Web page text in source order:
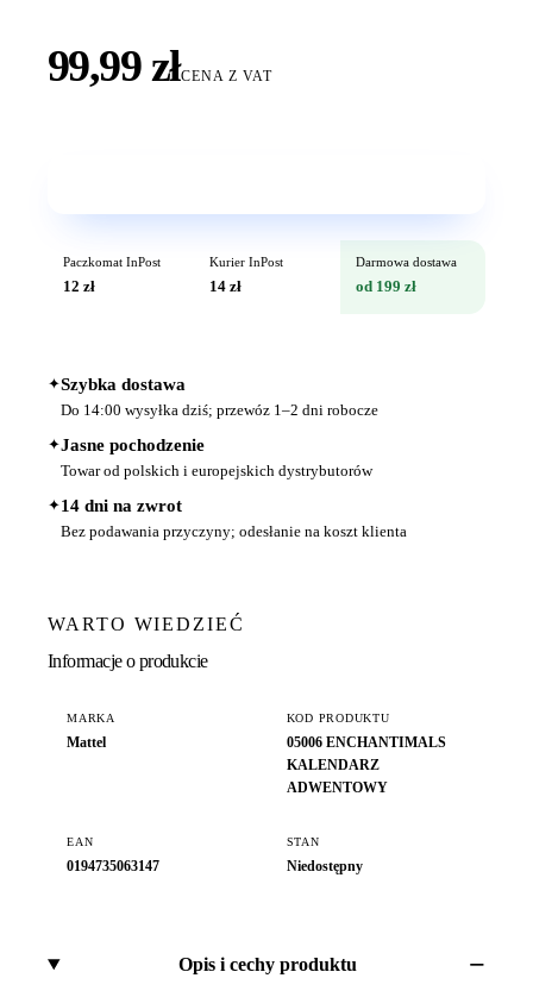
99,99 złCENA Z VAT
Paczkomat InPost
12 zł
Kurier InPost
14 zł
Darmowa dostawa
od 199 zł
✦Szybka dostawa
Do 14:00 wysyłka dziś; przewóz 1–2 dni robocze
✦Jasne pochodzenie
Towar od polskich i europejskich dystrybutorów
✦14 dni na zwrot
Bez podawania przyczyny; odesłanie na koszt klienta
WARTO WIEDZIEĆ
Informacje o produkcie
MARKA
Mattel
KOD PRODUKTU
05006 ENCHANTIMALS
KALENDARZ
ADWENTOWY
EAN
0194735063147
STAN
Niedostępny
Opis i cechy produktu